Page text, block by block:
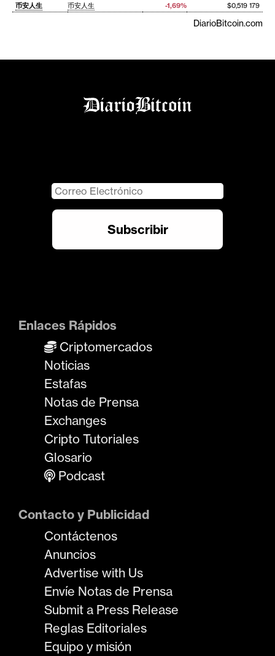
币安人生
币安人生 -1,69% $0,519 179
DiarioBitcoin.com
Enlaces Rápidos
Criptomercados
Noticias
Estafas
Notas de Prensa
Exchanges
Cripto Tutoriales
Glosario
Podcast
Contacto y Publicidad
Contáctenos
Anuncios
Advertise with Us
Envíe Notas de Prensa
Submit a Press Release
Reglas Editoriales
Equipo y misión